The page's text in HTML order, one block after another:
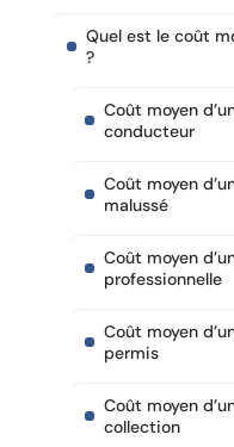
Quel est le coût
?
Coût moyen
conducteur
Coût moyen
malussé
Coût moyen
professionnelle
Coût moyen
permis
Coût moyen
collection